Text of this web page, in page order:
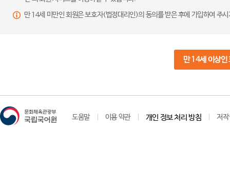
만 14세 미만인 회원은 보호자(법정대리인)의 동의를 받은 후에 가입하여 주
만 14세 이상인
도움말 이용 약관 개인 정보 처리 방침 저